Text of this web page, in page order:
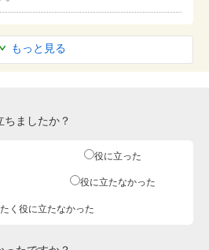
もっと見る
ちましたか？
役に立った
役に立たなかった
く役に立たなかった